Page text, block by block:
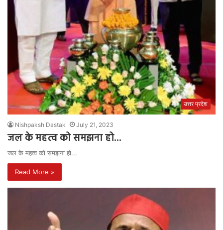
उत्तर प्रदेश
Nishpaksh Dastak July 21, 2023
जल के महत्व को समझना हो…
जल के महत्व को समझना हो...
Read More »